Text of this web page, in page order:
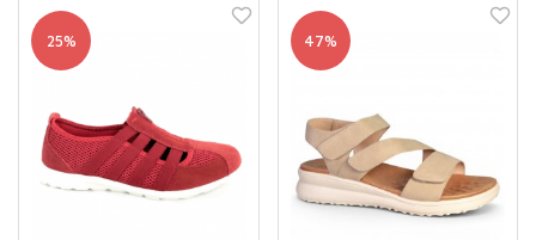
25% 47%